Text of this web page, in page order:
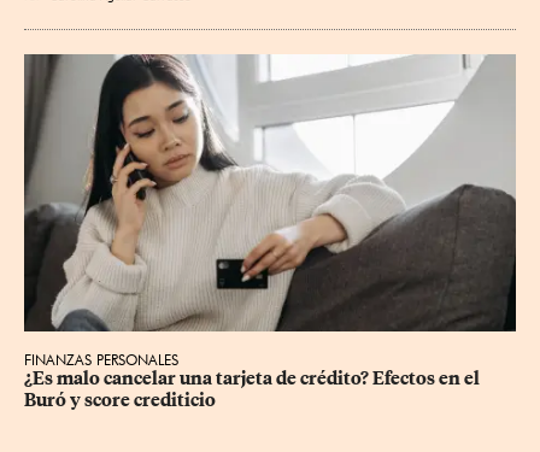
FINANZAS PERSONALES
¿Es malo cancelar una tarjeta de crédito? Efectos en el
Buró y score crediticio